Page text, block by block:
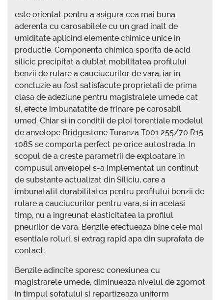
este orientat pentru a asigura cea mai buna
aderenta cu carosabilele cu un grad inalt de
umiditate aplicind elemente chimice unice in
productie. Componenta chimica sporita de acid
silicic precipitat a dublat mobilitatea profilului
benzii de rulare a cauciucurilor de vara, iar in
concluzie au fost satisfacute proprietati de prima
clasa de adeziune pentru magistralele umede cat
si, efecte imbunatatite de frinare pe carosabil
umed. Chiar si in conditii de ploi torentiale modelul
de anvelope Bridgestone Turanza T001 255/70 R15
108S se comporta perfect pe orice autostrada. In
scopul de a creste parametrii de exploatare in
compusul anvelopei s-a implementat un continut
de substante actualizat din Siliciu, care a
imbunatatit durabilitatea pentru profilului benzii de
rulare a cauciucurilor pentru vara, si in acelasi
timp, nu a ingreunat elasticitatea la profilul
pneurilor de vara. Benzile efectueaza bine cele mai
esentiale roluri, si extrag rapid apa din suprafata de
contact.
Benzile adincite sporesc conexiunea cu
magistrarele umede, diminueaza nivelul de zgomot
in timpul sofatului si repartizeaza uniform